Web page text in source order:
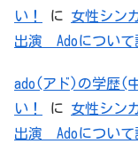
い！
に 女性シン
出演 Adoについ
ado(アド)の学歴(
い！
に 女性シン
出演 Adoについて